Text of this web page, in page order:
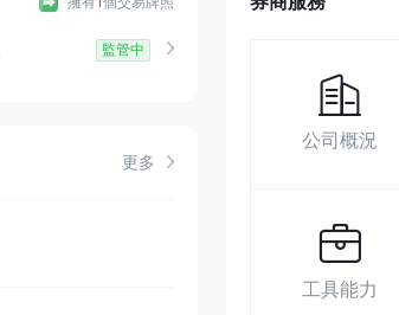
監管中
更多
公司概況
工具能力